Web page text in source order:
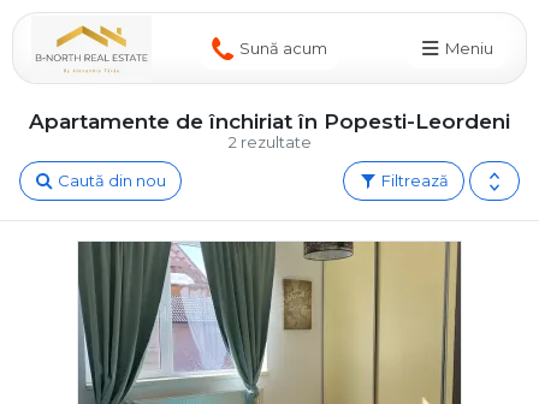
Sună acum Meniu
2 rezultate
Apartamente de închiriat în Popesti-Leordeni
Filtrează
Caută din nou